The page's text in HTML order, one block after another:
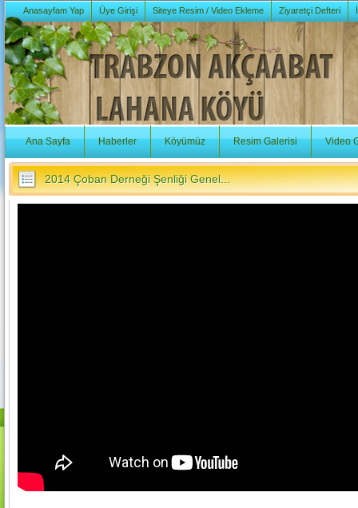
Anasayfam Yap Üye Girişi Siteye Resim / Video Ekleme Ziyaretçi Defteri
Ana Sayfa Haberler Köyümüz Resim Galerisi Video
2014 Çoban Derneği Şenliği Genel...